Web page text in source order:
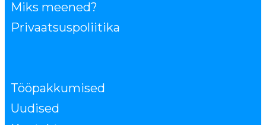
Miks meened?
Privaatsuspoliitika
Tööpakkumised
Uudised